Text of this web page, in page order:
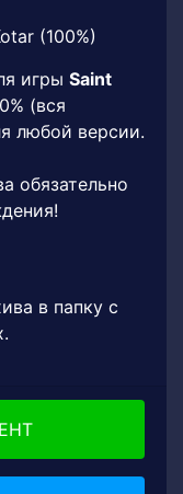
игры Saint
(вся
любой версии.
обязательно
в папку с